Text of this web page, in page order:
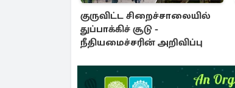
குருவிட்ட சிறைச்சாலையில்
துப்பாக்கிச் சூடு -
நீதியமைச்சரின் அறிவிப்பு